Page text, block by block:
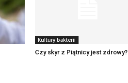
Kultury bakterii
Czy skyr z Piątnicy jest zdrowy?